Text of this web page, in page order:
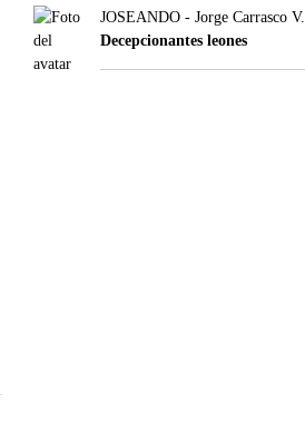
JOSEANDO - Jorge Carrasco V.
Decepcionantes leones